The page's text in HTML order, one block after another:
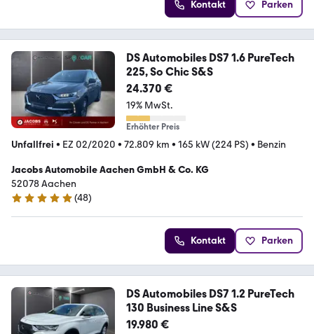
Kontakt Parken
DS Automobiles DS7 1.6 PureTech
225, So Chic S&S
24.370 €
19% MwSt.
Erhöhter Preis
Unfallfrei • EZ 02/2020 • 72.809 km • 165 kW (224 PS) • Benzin
Jacobs Automobile Aachen GmbH & Co. KG
52078 Aachen
5 Sterne
(48)
Kontakt Parken
DS Automobiles DS7 1.2 PureTech
130 Business Line S&S
19.980 €